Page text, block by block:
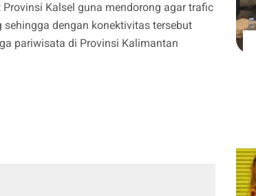
Kalsel guna mendorong agar trafic
dengan konektivitas tersebut
pariwisata di Provinsi Kalimantan